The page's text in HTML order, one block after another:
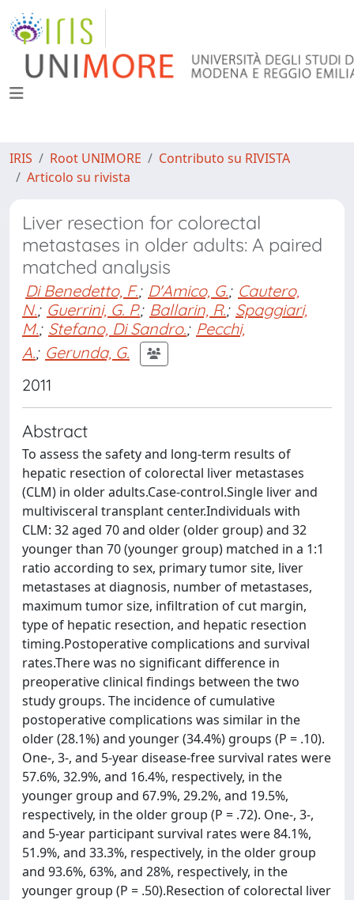
IRIS Root UNIMORE
Contributo su RIVISTA
Articolo su rivista
Liver resection for colorectal
metastases in older adults: A paired
matched analysis
Di Benedetto, F.; D'Amico, G.; Cautero,
N.; Guerrini, G. P.; Ballarin, R.; Spaggiari,
M.; Stefano, Di Sandro.; Pecchi,
A.; Gerunda, G.
2011
Abstract
To assess the safety and long-term results of
hepatic resection of colorectal liver metastases
(CLM) in older adults.Case-control.Single liver and
multivisceral transplant center.Individuals with
CLM: 32 aged 70 and older (older group) and 32
younger than 70 (younger group) matched in a 1:1
ratio according to sex, primary tumor site, liver
metastases at diagnosis, number of metastases,
maximum tumor size, infiltration of cut margin,
type of hepatic resection, and hepatic resection
timing.Postoperative complications and survival
rates.There was no significant difference in
preoperative clinical findings between the two
study groups. The incidence of cumulative
postoperative complications was similar in the
older (28.1%) and younger (34.4%) groups (P = .10).
One-, 3-, and 5-year disease-free survival rates were
57.6%, 32.9%, and 16.4%, respectively, in the
younger group and 67.9%, 29.2%, and 19.5%,
respectively, in the older group (P = .72). One-, 3-,
and 5-year participant survival rates were 84.1%,
51.9%, and 33.3%, respectively, in the older group
and 93.6%, 63%, and 28%, respectively, in the
younger group (P = .50).Resection of colorectal liver